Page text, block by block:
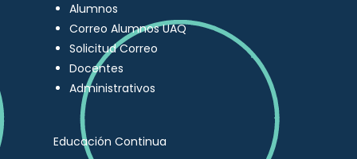
Alumnos
Correo Alumnos UAQ
Solicitud Correo
Docentes
Administrativos
Educación Continua